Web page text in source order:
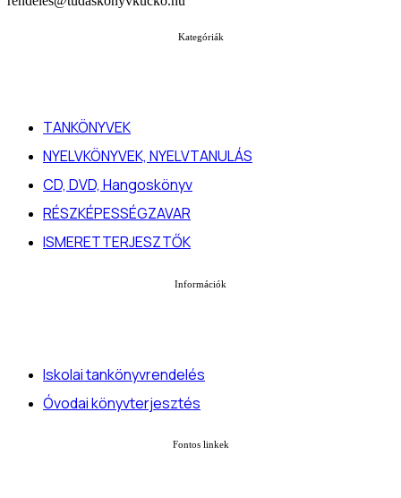
Kategóriák
TANKÖNYVEK
NYELVKÖNYVEK, NYELVTANULÁS
CD, DVD, Hangoskönyv
RÉSZKÉPESSÉGZAVAR
ISMERETTERJESZTŐK
Információk
Iskolai tankönyvrendelés
Óvodai könyvterjesztés
Fontos linkek